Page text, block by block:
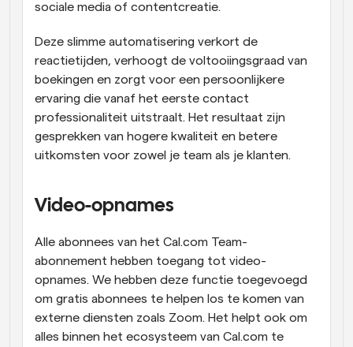
sociale media of contentcreatie.
Deze slimme automatisering verkort de
reactietijden, verhoogt de voltooiingsgraad van
boekingen en zorgt voor een persoonlijkere
ervaring die vanaf het eerste contact
professionaliteit uitstraalt. Het resultaat zijn
gesprekken van hogere kwaliteit en betere
uitkomsten voor zowel je team als je klanten.
Video-opnames
Alle abonnees van het Cal.com Team-
abonnement hebben toegang tot video-
opnames. We hebben deze functie toegevoegd
om gratis abonnees te helpen los te komen van
externe diensten zoals Zoom. Het helpt ook om
alles binnen het ecosysteem van Cal.com te